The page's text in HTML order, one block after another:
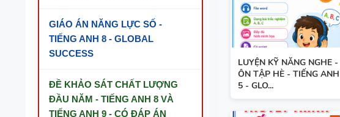
GIÁO ÁN NĂNG LỰC SỐ -
TIẾNG ANH 8 - GLOBAL
SUCCESS
ĐỀ KHẢO SÁT CHẤT LƯỢNG
ĐẦU NĂM - TIẾNG ANH 8 VÀ
TIẾNG ANH 9 - CÓ ĐÁP ÁN
LUYỆN KỸ NĂNG NGHE -
ÔN TẬP HÈ - TIẾNG ANH
5 - GLO...